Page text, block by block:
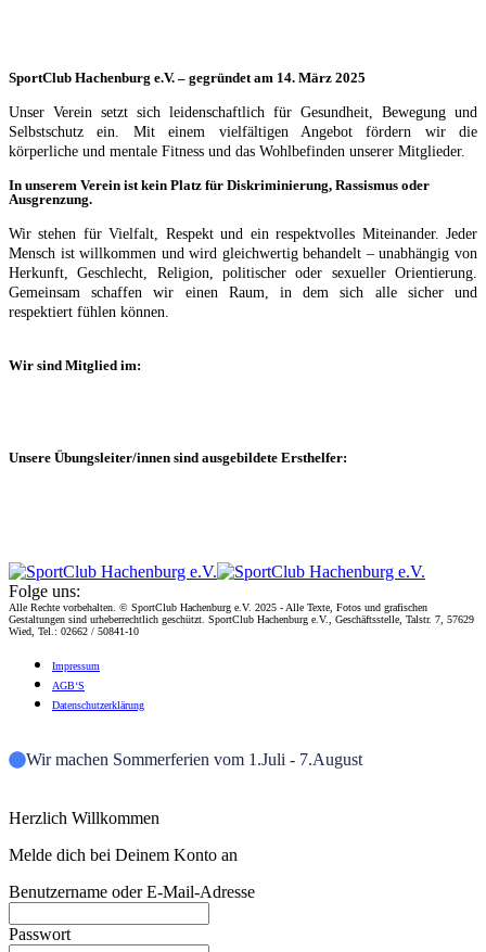
SportClub Hachenburg e.V. – gegründet am 14. März 2025
Unser Verein setzt sich leidenschaftlich für Gesundheit, Bewegung und
Selbstschutz ein. Mit einem vielfältigen Angebot fördern wir die
körperliche und mentale Fitness und das Wohlbefinden unserer Mitglieder.
In unserem Verein ist kein Platz für Diskriminierung, Rassismus oder
Ausgrenzung.
Wir stehen für Vielfalt, Respekt und ein respektvolles Miteinander. Jeder
Mensch ist willkommen und wird gleichwertig behandelt – unabhängig von
Herkunft, Geschlecht, Religion, politischer oder sexueller Orientierung.
Gemeinsam schaffen wir einen Raum, in dem sich alle sicher und
respektiert fühlen können.
Wir sind Mitglied im:
Unsere Übungsleiter/innen sind ausgebildete Ersthelfer:
Folge uns:
Alle Rechte vorbehalten. © SportClub Hachenburg e.V. 2025 - Alle Texte, Fotos und grafischen
Gestaltungen sind urheberrechtlich geschützt. SportClub Hachenburg e.V., Geschäftsstelle, Talstr. 7, 57629
Wied, Tel.: 02662 / 50841-10
Impres­sum
AGB‘S
Daten­schutz­er­klä­rung
Wir machen Sommerferien vom 1.Juli - 7.August
Herzlich Willkommen
Melde dich bei Deinem Konto an
Benutzername oder E-Mail-Adresse
Passwort